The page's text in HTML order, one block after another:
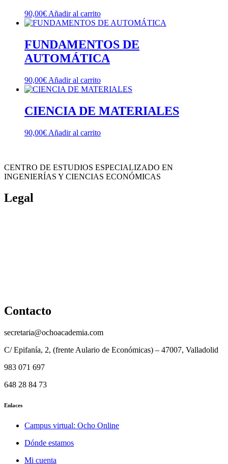
90,00€ Añadir al carrito
FUNDAMENTOS DE
AUTOMÁTICA
90,00€ Añadir al carrito
CIENCIA DE MATERIALES
90,00€ Añadir al carrito
CENTRO DE ESTUDIOS ESPECIALIZADO EN
INGENIERÍAS Y CIENCIAS ECONÓMICAS
Legal
Contacto
secretaria@ochoacademia.com
C/ Epifanía, 2, (frente Aulario de Económicas) – 47007, Valladolid
983 071 697
648 28 84 73
Enlaces
Campus virtual: Ocho Online
Dónde estamos
Mi cuenta